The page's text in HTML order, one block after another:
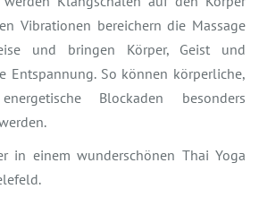
Vibrationen bereichern die Massage
und bringen Körper, Geist und
Entspannung. So können körperliche,
Blockaden besonders
in einem wunderschönen Thai Yoga